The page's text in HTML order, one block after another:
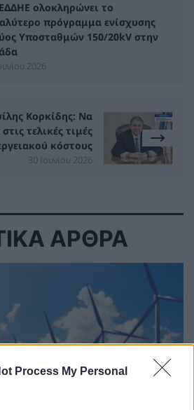
Process My Personal
ολοκληρώνει το
πρόγραμμα ενίσχυσης
Υποσταθμών 150/20kV στην
2026
Κορκίδης: Να
τελικές τιμές
κόστους
30 Ιουνίου 2026
ΑΡΘΡΑ